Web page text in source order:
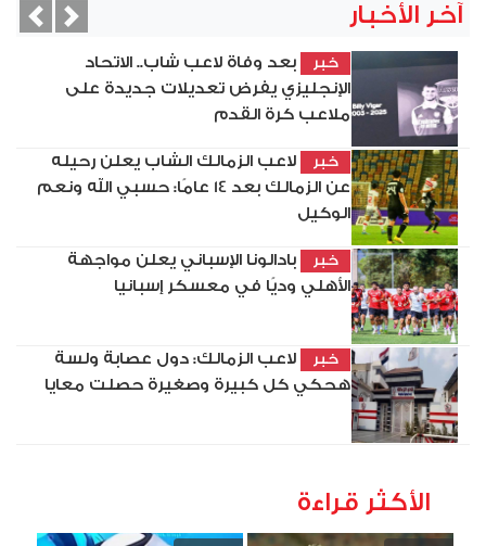
آخر الأخبار
خبر
بعد وفاة لاعب شاب.. الاتحاد
الإنجليزي يفرض تعديلات جديدة على
ملاعب كرة القدم
خبر
لاعب الزمالك الشاب يعلن رحيله
عن الزمالك بعد 14 عامًا: حسبي الله ونعم
الوكيل
خبر
بادالونا الإسباني يعلن مواجهة
الأهلي وديًا في معسكر إسبانيا
خبر
لاعب الزمالك: دول عصابة ولسة
هحكي كل كبيرة وصغيرة حصلت معايا
Next
الأكثر قراءة